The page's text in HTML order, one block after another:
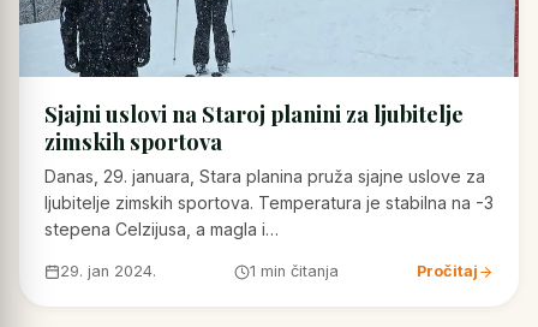
Sjajni uslovi na Staroj planini za ljubitelje
zimskih sportova
Danas, 29. januara, Stara planina pruža sjajne uslove za
ljubitelje zimskih sportova. Temperatura je stabilna na -3
stepena Celzijusa, a magla i…
29. jan 2024. 1 min čitanja Pročitaj